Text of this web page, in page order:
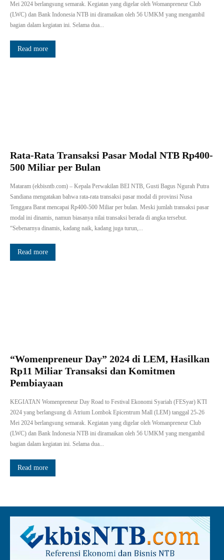
Mei 2024 berlangsung semarak. Kegiatan yang digelar oleh Womanpreneur Club
(LWC) dan Bank Indonesia NTB ini diramaikan oleh 56 UMKM yang mengambil
bagian dalam kegiatan ini. Selama dua...
Read more
Rata-Rata Transaksi Pasar Modal NTB Rp400-
500 Miliar per Bulan
Mataram (ekbisntb.com) – Kepala Perwakilan BEI NTB, Gusti Bagus Ngurah Putra
Sandiana mengatakan bahwa rata-rata transaksi pasar modal di provinsi Nusa
Tenggara Barat mencapai Rp400-500 Miliar per bulan. Meski jumlah transaksi pasar
modal ini dinamis, namun biasanya nilai transaksi berada di angka tersebut.
“Sebenarnya dinamis, kadang naik, kadang juga turun,...
Read more
“Womenpreneur Day” 2024 di LEM, Hasilkan
Rp11 Miliar Transaksi dan Komitmen
Pembiayaan
KEGIATAN Womenpreneur Day Road to Festival Ekonomi Syariah (FESyar) KTI
2024 yang berlangsung di Atrium Lombok Epicentrum Mall (LEM) tanggal 25-26
Mei 2024 berlangsung semarak. Kegiatan yang digelar oleh Womanpreneur Club
(LWC) dan Bank Indonesia NTB ini diramaikan oleh 56 UMKM yang mengambil
bagian dalam kegiatan ini. Selama dua...
Read more